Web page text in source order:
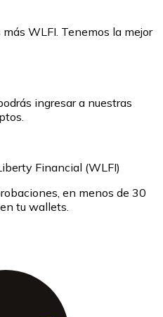
WLFI. Tenemos la mejor
ingresar a nuestras
Financial (WLFI)
en menos de 30
tu wallets.